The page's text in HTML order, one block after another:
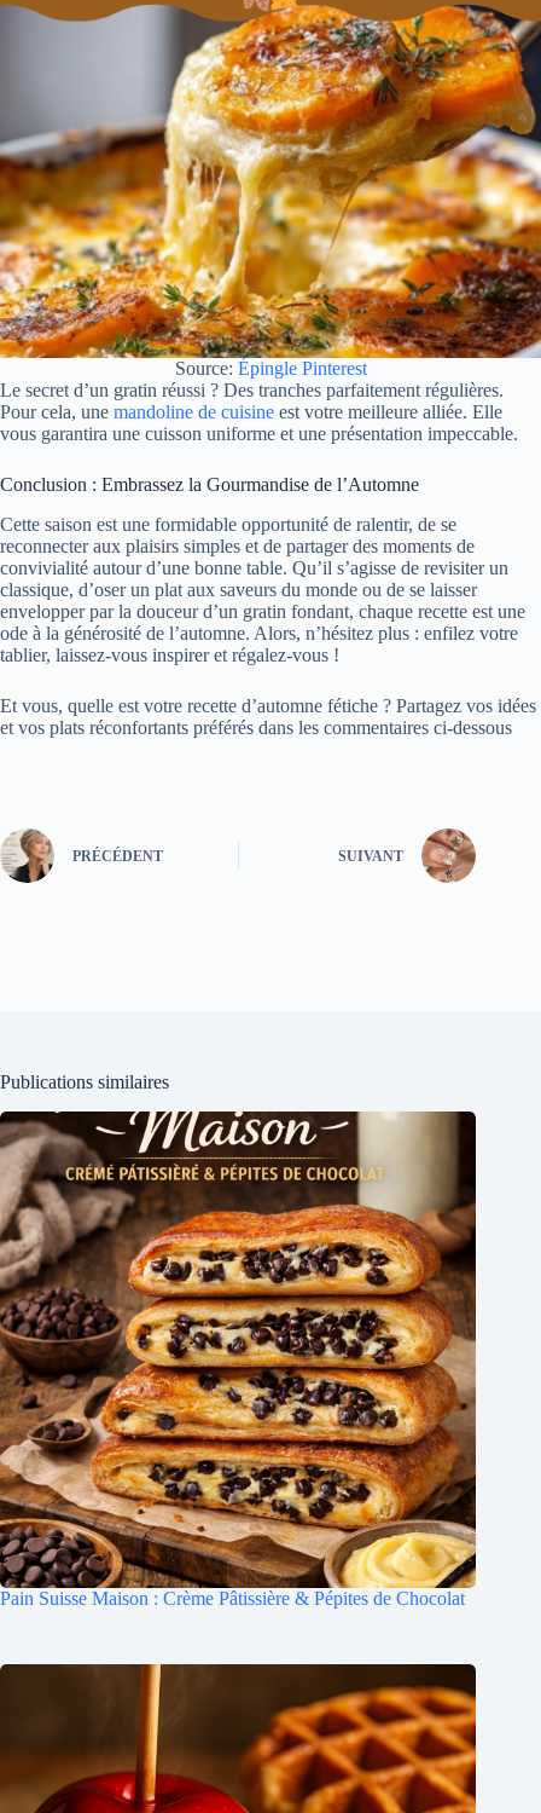
Source: Épingle Pinterest
Le secret d’un gratin réussi ? Des tranches parfaitement régulières.
Pour cela, une mandoline de cuisine est votre meilleure alliée. Elle
vous garantira une cuisson uniforme et une présentation impeccable.
Conclusion : Embrassez la Gourmandise de l’Automne
Cette saison est une formidable opportunité de ralentir, de se
reconnecter aux plaisirs simples et de partager des moments de
convivialité autour d’une bonne table. Qu’il s’agisse de revisiter un
classique, d’oser un plat aux saveurs du monde ou de se laisser
envelopper par la douceur d’un gratin fondant, chaque recette est une
ode à la générosité de l’automne. Alors, n’hésitez plus : enfilez votre
tablier, laissez-vous inspirer et régalez-vous !
Et vous, quelle est votre recette d’automne fétiche ? Partagez vos idées
et vos plats réconfortants préférés dans les commentaires ci-dessous
PRÉCÉDENT SUIVANT
Publications similaires
Pain Suisse Maison : Crème Pâtissière & Pépites de Chocolat